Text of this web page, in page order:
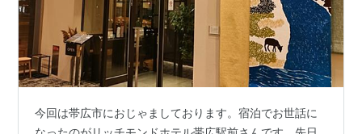
今回は帯広市におじゃましております。宿泊でお世話に